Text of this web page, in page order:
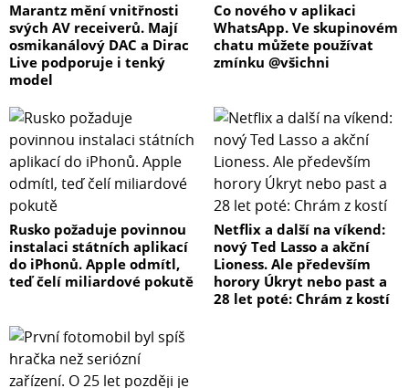
Marantz mění vnitřnosti
svých AV receiverů. Mají
osmikanálový DAC a Dirac
Live podporuje i tenký
model
Co nového v aplikaci
WhatsApp. Ve skupinovém
chatu můžete používat
zmínku @všichni
Rusko požaduje povinnou
instalaci státních aplikací
do iPhonů. Apple odmítl,
teď čelí miliardové pokutě
Netflix a další na víkend:
nový Ted Lasso a akční
Lioness. Ale především
horory Úkryt nebo past a
28 let poté: Chrám z kostí